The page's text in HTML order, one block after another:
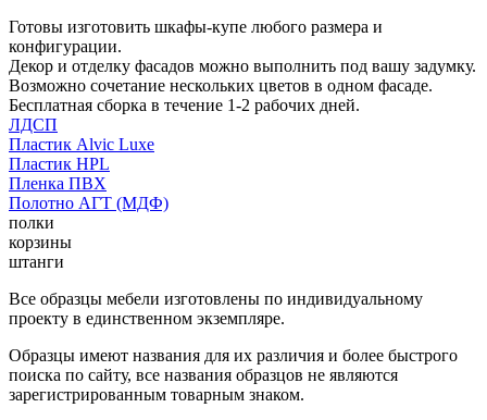
Готовы изготовить шкафы-купе любого размера и
конфигурации.
Декор и отделку фасадов можно выполнить под вашу задумку.
Возможно сочетание нескольких цветов в одном фасаде.
Бесплатная сборка в течение 1-2 рабочих дней.
ЛДСП
Пластик Alvic Luxe
Пластик HPL
Пленка ПВХ
Полотно АГТ (МДФ)
полки
корзины
штанги
Все образцы мебели изготовлены по индивидуальному
проекту в единственном экземпляре.
Образцы имеют названия для их различия и более быстрого
поиска по сайту, все названия образцов не являются
зарегистрированным товарным знаком.